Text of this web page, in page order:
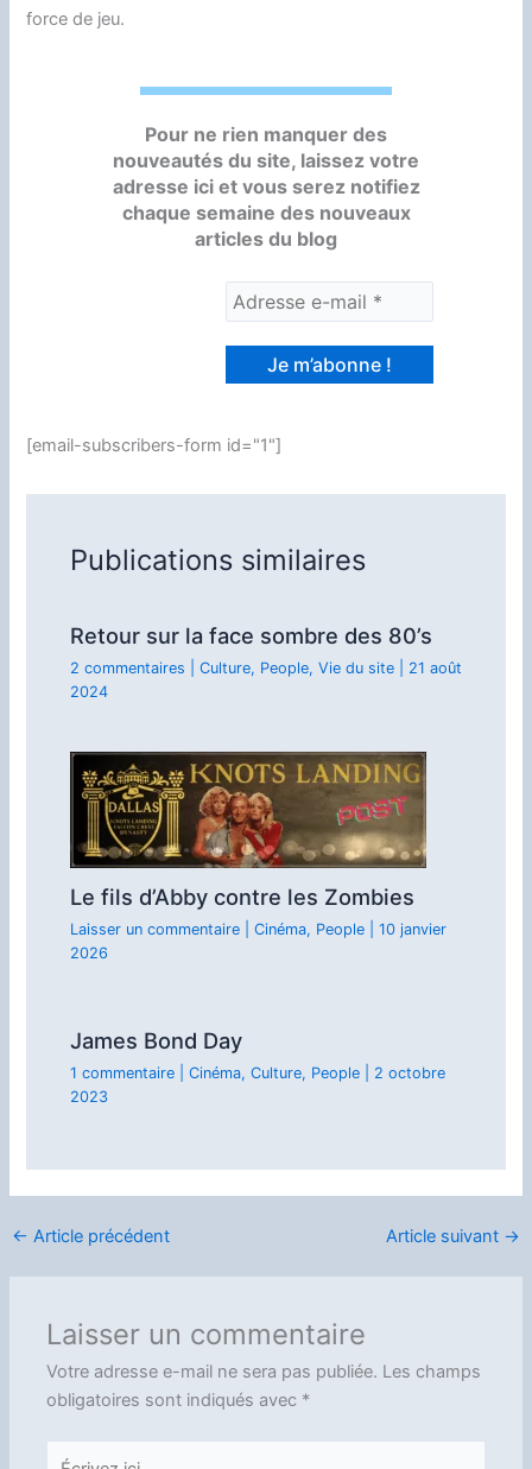
force de jeu.
Pour ne rien manquer des
nouveautés du site, laissez votre
adresse ici et vous serez notifiez
chaque semaine des nouveaux
articles du blog
[email-subscribers-form id="1"]
Publications similaires
Retour sur la face sombre des 80’s
2 commentaires Culture, People, Vie du site| 21 août
2024
Le fils d’Abby contre les Zombies
Laisser un commentaire Cinéma, People| 10 janvier
2026
James Bond Day
1 commentaire Cinéma, Culture, People| 2 octobre
2023
← Article précédent Article suivant →
Laisser un commentaire
Votre adresse e-mail ne sera pas publiée. Les champs
obligatoires sont indiqués avec *
Écrivez